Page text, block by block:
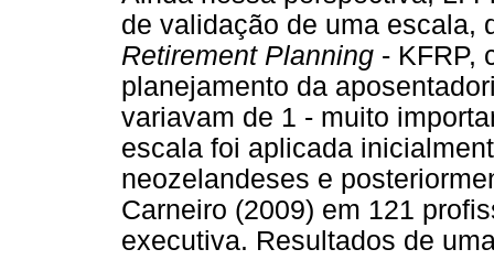
de validação de uma escala,
Retirement Planning - KFRP,
planejamento da
variavam de 1 - muito
escala foi aplicada
neozelandeses e
Carneiro (2009) em 121
executiva. Resultados de